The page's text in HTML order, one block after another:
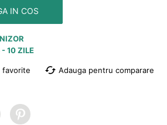
IN COS
10 ZILE
favorite cached Adauga pentru comparare